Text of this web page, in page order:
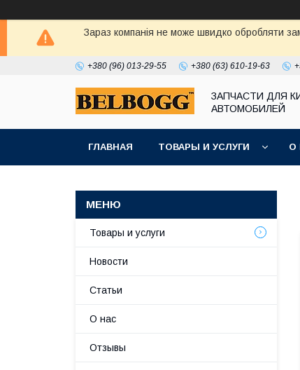
Зараз компанія не може швидко обробляти
+380 (96) 013-29-55 +380 (63) 610-19-63
ЗАПЧАСТИ ДЛЯ
АВТОМОБИЛЕЙ
ГЛАВНАЯ ТОВАРЫ И УСЛУГИ О
Товары и услуги
Новости
Статьи
О нас
Отзывы